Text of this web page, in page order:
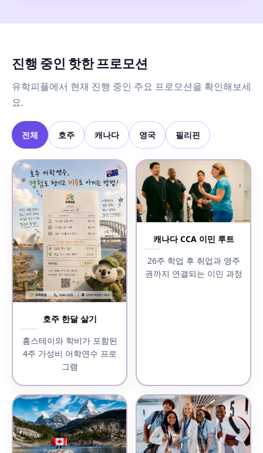
진행 중인 핫한 프로모션
유학피플에서 현재 진행 중인 주요 프로모션을 확인해보세
요.
전체 호주 캐나다 영국 필리핀
호주 한달 살기
홈스테이와 학비가 포함된
4주 가성비 어학연수 프로
그램
캐나다 CCA 이민 루트
26주 학업 후 취업과 영주
권까지 연결되는 이민 과정